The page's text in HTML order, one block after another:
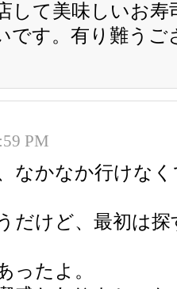
して美味しいお
です。有り難うご
PM
なかなか行けな
だけど、最初は
ったよ。